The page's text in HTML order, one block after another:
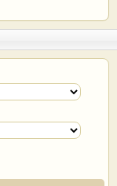
。にぎって振り振りす
イズで、お出掛けのお